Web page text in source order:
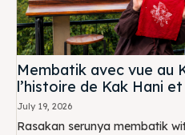
Membatik avec vue au
l’histoire de Kak Hani
July 19, 2026
Rasakan serunya membatik